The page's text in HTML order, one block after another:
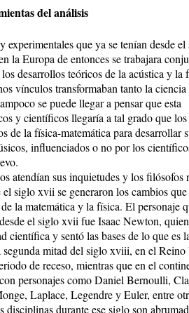
del análisis
experimentales que ya se tenían desde
la Europa de entonces se trabajara
desarrollos teóricos de la acústica y la
vínculos transformaban tanto la
se puede llegar a pensar que esta
y científicos llegaría a tal grado que
de la física-matemática para desarrollar
influenciados o no por los
atendían sus inquietudes y los filósofos
siglo xvii se generaron los cambios
la matemática y la física. El personaje
el siglo xvii fue Isaac Newton,
científica y sentó las bases de lo que es
segunda mitad del siglo xviii, en el
de receso, mientras que en el
personajes como Daniel Bernoulli,
Laplace, Legendre y Euler, entre
disciplinas durante ese siglo son